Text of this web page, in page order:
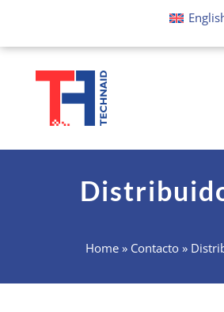
Home » Contacto »